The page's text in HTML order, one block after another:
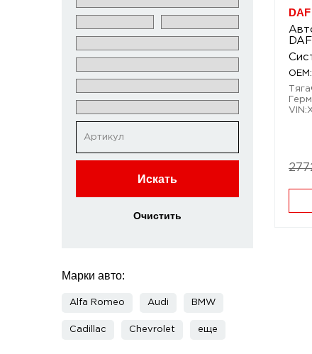
Искать
Очистить
Марки авто:
Alfa Romeo Audi BMW
Cadillac Chevrolet еще
OEM: